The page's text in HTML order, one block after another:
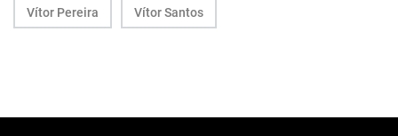
Vítor Pereira Vítor Santos